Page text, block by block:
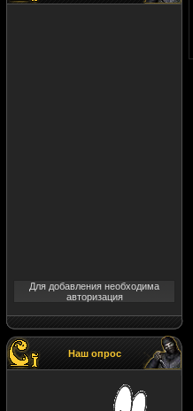
Для добавления необходима
авторизация
Наш опрос